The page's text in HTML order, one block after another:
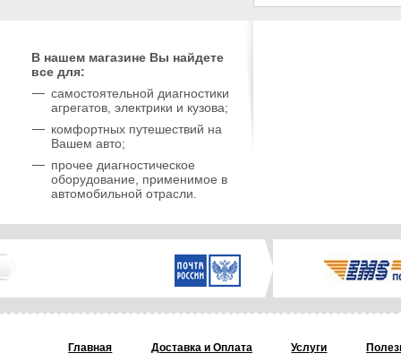
В нашем магазине Вы найдете
все для:
самостоятельной диагностики
агрегатов, электрики и кузова;
комфортных путешествий на
Вашем авто;
прочее диагностическое
оборудование, применимое в
автомобильной отрасли.
Главная Доставка и Oплата Услуги